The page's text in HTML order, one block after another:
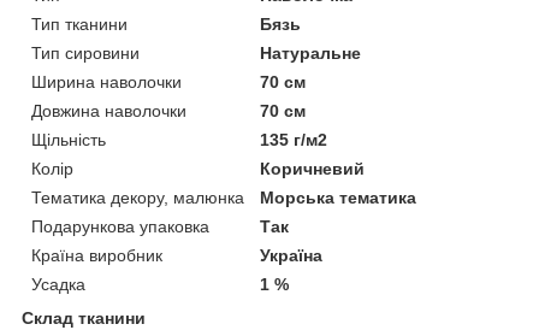
Тип тканини
Бязь
Тип сировини
Натуральне
Ширина наволочки
70 см
Довжина наволочки
70 см
Щільність
135 г/м2
Колір
Коричневий
Тематика декору, малюнка
Морська тематика
Подарункова упаковка
Так
Країна виробник
Україна
Усадка
1 %
Склад тканини